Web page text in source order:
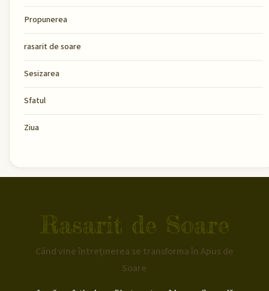
Propunerea
rasarit de soare
Sesizarea
Sfatul
Ziua
Rasarit de Soare
Când vine întreținerea se transforma în Apus de
Soare